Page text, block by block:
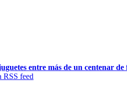
entre más de un centenar de